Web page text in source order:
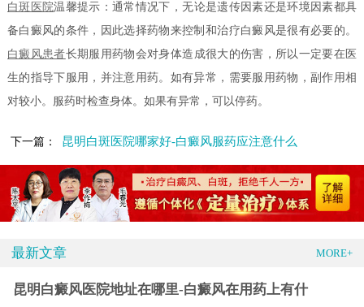
白斑医院温馨提示：通常情况下，无论是遗传因素还是环境因素都具
备白癜风的条件，因此选择药物来控制和治疗白癜风是很有必要的。
白癜风患者长期服用药物会对身体造成很大的伤害，所以一定要在医
生的指导下服用，并注意用药。如有异常，需要服用药物，副作用相
对较小。服药时检查身体。如果有异常，可以停药。
下一篇： 昆明白斑医院哪家好-白癜风服药应注意什么
最新文章 MORE+
昆明白癜风医院地址在哪里-白癜风在用药上有什